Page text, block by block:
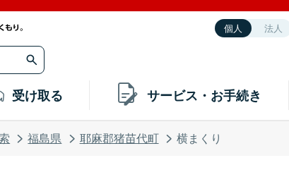
個人 法人
受け取る サービス・お手続き
福島県 耶麻郡猪苗代町 横まくり